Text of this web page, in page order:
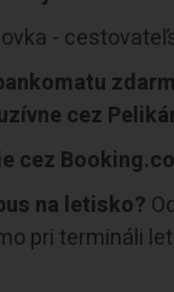
-
cez
cez
na letisko?
pri termináli